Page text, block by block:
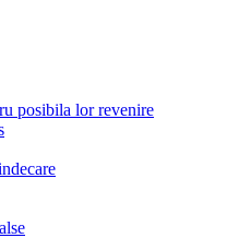
posibila lor revenire